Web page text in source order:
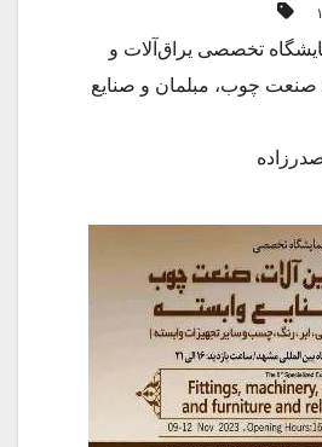
تخصصی یراق‌آلات و
صنعت چوب، مبلمان و صنایع